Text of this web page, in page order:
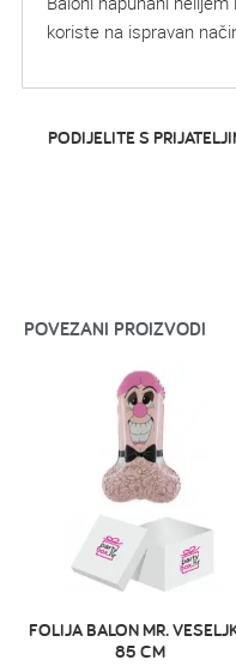
koriste na ispravan
PODIJELITE S
POVEZANI PROIZVODI
FOLIJA BALON MR.
85 CM